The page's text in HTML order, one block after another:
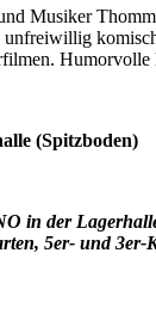
Musiker
Humorvolle
(Spitzboden)
in der
5er- und 3er-